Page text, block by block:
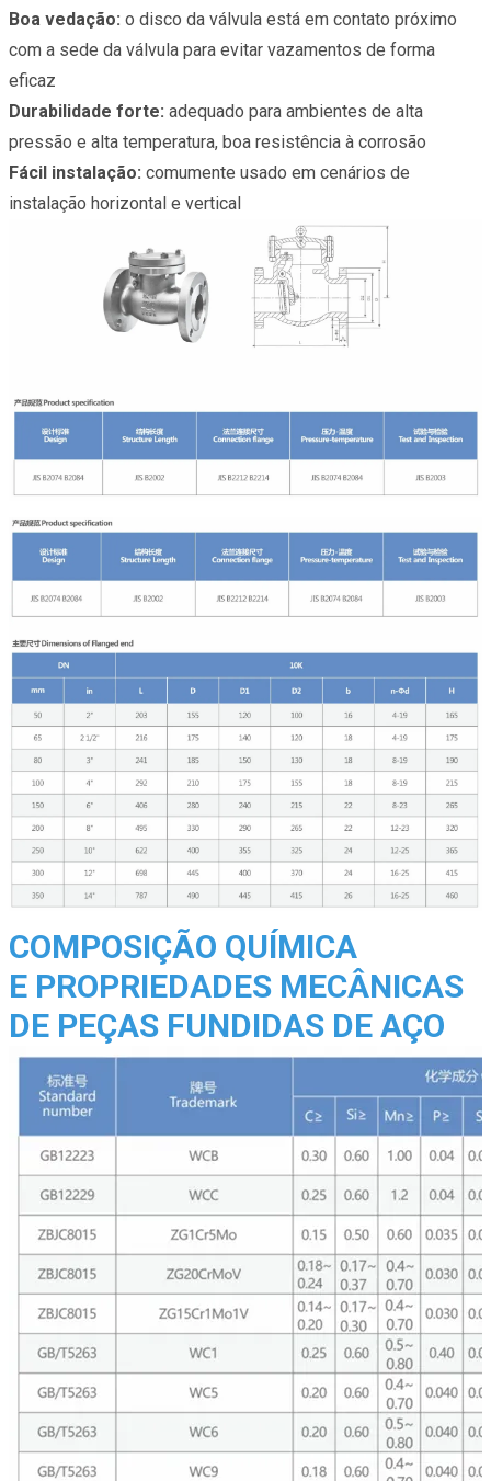
Boa vedação: o disco da válvula está em contato próximo
com a sede da válvula para evitar vazamentos de forma
eficaz
Durabilidade forte: adequado para ambientes de alta
pressão e alta temperatura, boa resistência à corrosão
Fácil instalação: comumente usado em cenários de
instalação horizontal e vertical
COMPOSIÇÃO QUÍMICA
E PROPRIEDADES MECÂNICAS
DE PEÇAS FUNDIDAS DE AÇO